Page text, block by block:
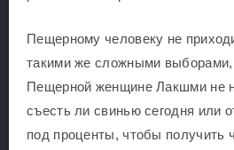
Пещерному человеку не
такими же сложными выборами,
Пещерной женщине Лакшми не
съесть ли свинью сегодня или
под проценты, чтобы получить